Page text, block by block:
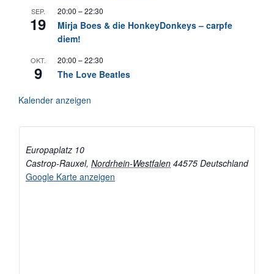
SEP.
19
20:00 –22:30
Mirja Boes & die HonkeyDonkeys – carpfe
diem!
OKT.
9
20:00 –22:30
The Love Beatles
Kalender anzeigen
Europaplatz 10
Castrop-Rauxel, Nordrhein-Westfalen 44575 Deutschland
Google Karte anzeigen